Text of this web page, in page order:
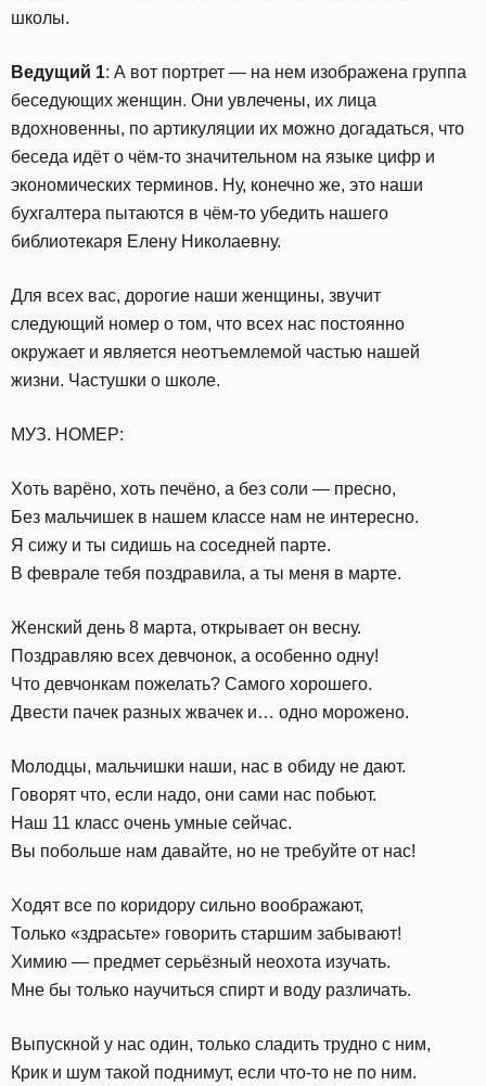
школы.
Ведущий 1: А вот портрет — на нем изображена группа
беседующих женщин. Они увлечены, их лица
вдохновенны, по артикуляции их можно догадаться, что
беседа идёт о чём-то значительном на языке цифр и
экономических терминов. Ну, конечно же, это наши
бухгалтера пытаются в чём-то убедить нашего
библиотекаря Елену Николаевну.
Для всех вас, дорогие наши женщины, звучит
следующий номер о том, что всех нас постоянно
окружает и является неотъемлемой частью нашей
жизни. Частушки о школе.
МУЗ. НОМЕР:
Хоть варёно, хоть печёно, а без соли — пресно,
Без мальчишек в нашем классе нам не интересно.
Я сижу и ты сидишь на соседней парте.
В феврале тебя поздравила, а ты меня в марте.
Женский день 8 марта, открывает он весну.
Поздравляю всех девчонок, а особенно одну!
Что девчонкам пожелать? Самого хорошего.
Двести пачек разных жвачек и… одно морожено.
Молодцы, мальчишки наши, нас в обиду не дают.
Говорят что, если надо, они сами нас побьют.
Наш 11 класс очень умные сейчас.
Вы побольше нам давайте, но не требуйте от нас!
Ходят все по коридору сильно воображают,
Только «здрасьте» говорить старшим забывают!
Химию — предмет серьёзный неохота изучать.
Мне бы только научиться спирт и воду различать.
Выпускной у нас один, только сладить трудно с ним,
Крик и шум такой поднимут, если что-то не по ним.